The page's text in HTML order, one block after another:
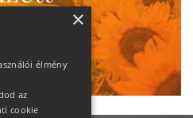
×
élmény
az
cookie